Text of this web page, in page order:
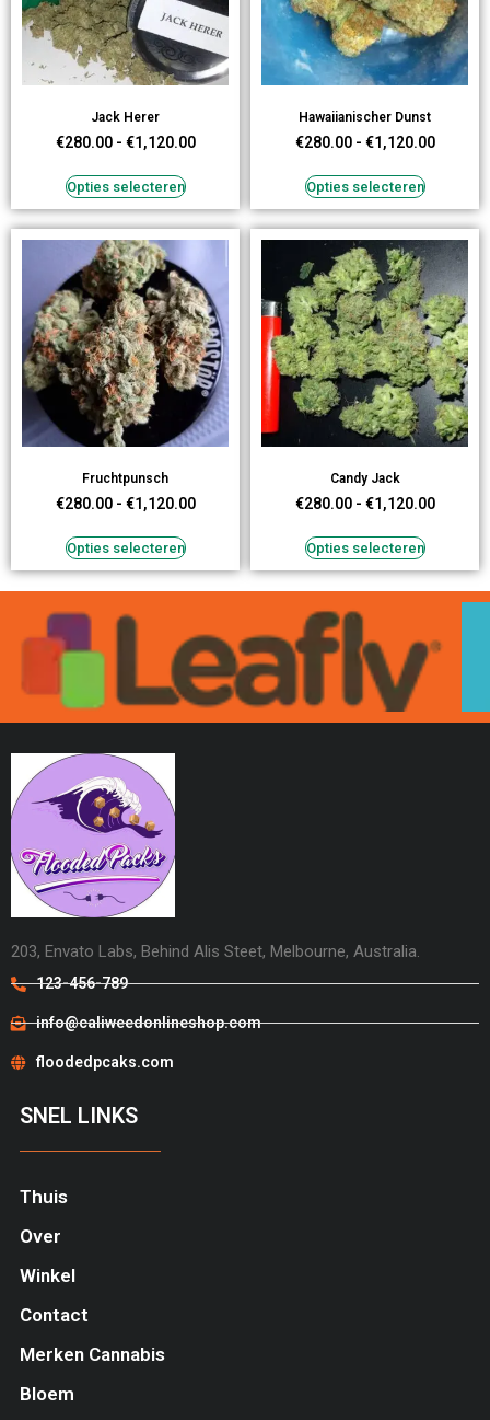
Jack Herer
€280.00 - €1,120.00
Opties selecteren
Hawaiianischer Dunst
€280.00 - €1,120.00
Opties selecteren
Fruchtpunsch
€280.00 - €1,120.00
Opties selecteren
Candy Jack
€280.00 - €1,120.00
Opties selecteren
203, Envato Labs, Behind Alis Steet, Melbourne, Australia.
123-456-789
info@caliweedonlineshop.com
floodedpcaks.com
SNEL LINKS
Thuis
Over
Winkel
Contact
Merken Cannabis
Bloem